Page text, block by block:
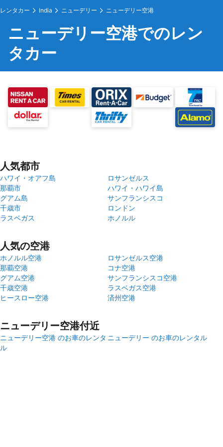
レンタカー India ニューデリー ニューデリー空港
ニューデリー空港でのレン
タカー
人気都市
ハワイ・オアフ島
ロサンゼルス
那覇市
ハワイ・ハワイ島
グアム島
サンフランシスコ
千歳市
ロンドン
ラスベガス
ホノルル
人気の空港
ホノルル空港
ロサンゼルス空港
那覇空港
コナ空港
グアム空港
サンフランシスコ空港
千歳空港
ラスベガス空港
ヒースロー空港
済州空港
ニューデリー空港付近
ニューデリー空港 のお車のレンタ
ル
ニューデリー のお車のレンタル